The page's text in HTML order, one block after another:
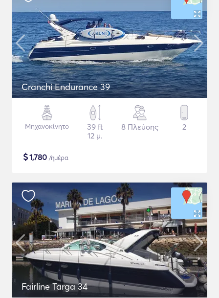
Cranchi Endurance 39
Μηχανοκίνητο
39 ft
12 μ.
8 Πλεύσης 2
$1,780 /ημέρα
Fairline Targa 34